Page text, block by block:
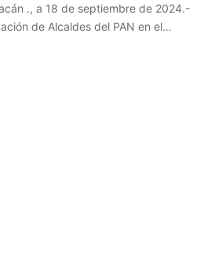
., a 18 de septiembre de 2024.-
de Alcaldes del PAN en el…